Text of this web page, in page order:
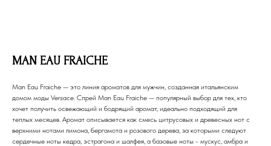
MAN EAU FRAICHE
Man Eau Fraiche — это линия ароматов для мужчин, созданная итальянским
домом моды Versace. Спрей Man Eau Fraiche — популярный выбор для тех, кто
хочет получить освежающий и бодрящий аромат, идеально подходящий для
теплых месяцев. Аромат описывается как смесь цитрусовых и древесных нот с
верхними нотами лимона, бергамота и розового дерева, за которыми следуют
сердечные ноты кедра, эстрагона и шалфея, а базовые ноты - мускус, амбра и